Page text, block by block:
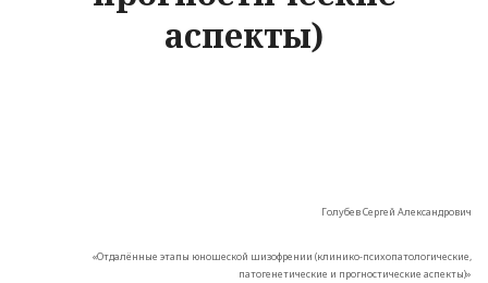
аспекты)
Голубев Сергей Александрович
«Отдалённые этапы юношеской шизофрении (клинико-психопатологические,
патогенетические и прогностические аспекты)»